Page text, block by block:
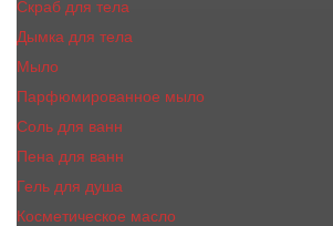
Скраб для тела
Дымка для тела
Мыло
Парфюмированное мыло
Соль для ванн
Пена для ванн
Гель для душа
Косметическое масло